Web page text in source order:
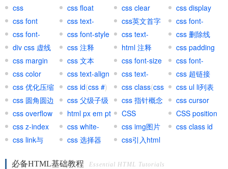
width
height
height
css
background
css float css clear
css display
css font
css text-
transform
css英文首字
母大写
css font-
variant
css font-
weight
css font-style
css text-
decoration
css 删除线
div css 虚线
css 注释 html 注释
css padding
css margin
css 文本 css font-size
css font-
family
css color css text-align
css text-
indent
css 超链接
(css a )
css 优化压缩 css id(css #) css class(css
.)
css ul li列表
css 圆角圆边
css 父级子级 css 指针概念
css cursor
css overflow
html px em pt
网页单位
CSS
important
CSS position
css z-index
css white-
space
css img图片
css class id
css link与
css 选择器 css引入html
必备HTML基础教程 Essential HTML Tutorials